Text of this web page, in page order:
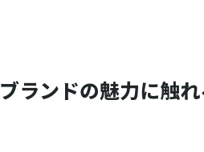
ブランドの魅力に触れ